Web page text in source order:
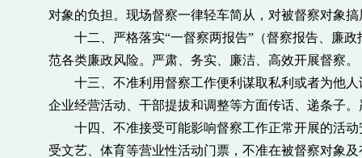
对象的负担。现场督察一律轻车简从，对被督察对象
十二、严格落实“一督察两报告”（督察报告、廉政
范各类廉政风险。严肃、务实、廉洁、高效开展督察。
十三、不准利用督察工作便利谋取私利或者为他人
企业经营活动、干部提拔和调整等方面传话、递条子
十四、不准接受可能影响督察工作正常开展的活动
受文艺、体育等营业性活动门票，不准在被督察对象